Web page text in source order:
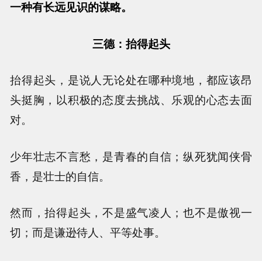
一种有长远见识的谋略。
三德：抬得起头
抬得起头，是说人无论处在哪种境地，都应该昂
头挺胸，以积极的态度去挑战、乐观的心态去面
对。
少年壮志不言愁，是青春的自信；纵死犹闻侠骨
香，是壮士的自信。
然而，抬得起头，不是盛气凌人；也不是傲视一
切；而是谦逊待人、平等处事。